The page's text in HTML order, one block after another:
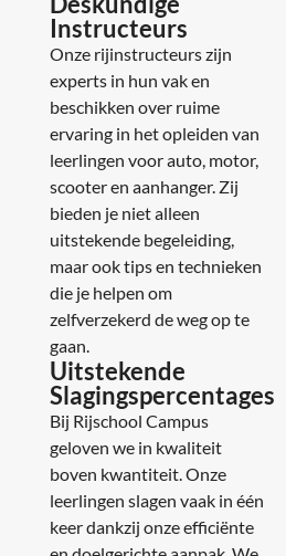
Instructeurs
Onze rijinstructeurs zijn
experts in hun vak en
beschikken over ruime
ervaring in het opleiden van
leerlingen voor auto, motor,
scooter en aanhanger. Zij
bieden je niet alleen
uitstekende begeleiding,
maar ook tips en technieken
die je helpen om
zelfverzekerd de weg op te
gaan.
Uitstekende
Slagingspercentages
Bij Rijschool Campus
geloven we in kwaliteit
boven kwantiteit. Onze
leerlingen slagen vaak in één
keer dankzij onze efficiënte